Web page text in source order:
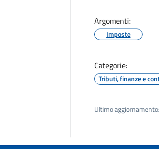
Argomenti:
Imposte
Categorie:
Tributi, finanze e
Ultimo aggiornamento: